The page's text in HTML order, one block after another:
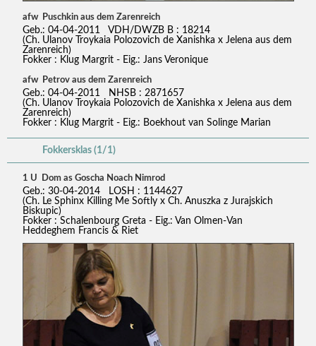
afw Puschkin aus dem Zarenreich
Geb.: 04-04-2011 VDH/DWZB B : 18214
(Ch. Ulanov Troykaia Polozovich de Xanishka x Jelena aus dem
Zarenreich)
Fokker : Klug Margrit - Eig.: Jans Veronique
afw Petrov aus dem Zarenreich
Geb.: 04-04-2011 NHSB : 2871657
(Ch. Ulanov Troykaia Polozovich de Xanishka x Jelena aus dem
Zarenreich)
Fokker : Klug Margrit - Eig.: Boekhout van Solinge Marian
Fokkersklas (1/1)
1 U Dom as Goscha Noach Nimrod
Geb.: 30-04-2014 LOSH : 1144627
(Ch. Le Sphinx Killing Me Softly x Ch. Anuszka z Jurajskich
Biskupic)
Fokker : Schalenbourg Greta - Eig.: Van Olmen-Van
Heddeghem Francis & Riet